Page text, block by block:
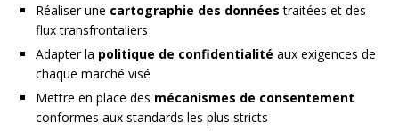
Réaliser une cartographie des données traitées et des
flux transfrontaliers
Adapter la politique de confidentialité aux exigences de
chaque marché visé
Mettre en place des mécanismes de consentement
conformes aux standards les plus stricts